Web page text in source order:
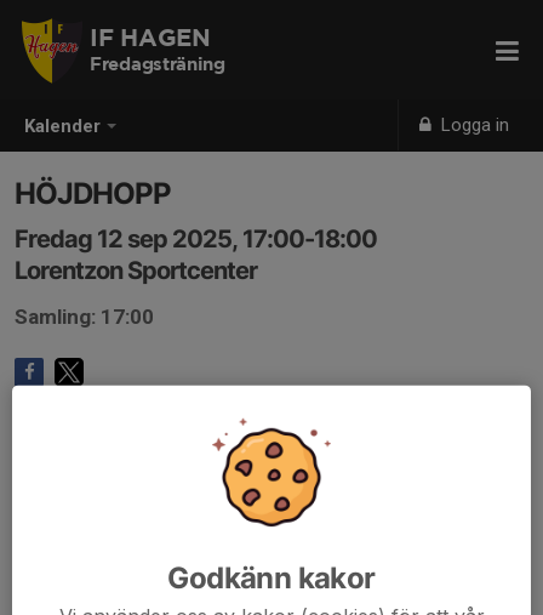
Kalender Logga in
IF HAGEN
Fredagsträning
HÖJDHOPP
Fredag 12 sep 2025, 17:00-18:00
Lorentzon Sportcenter
Samling: 17:00
Godkänn kakor